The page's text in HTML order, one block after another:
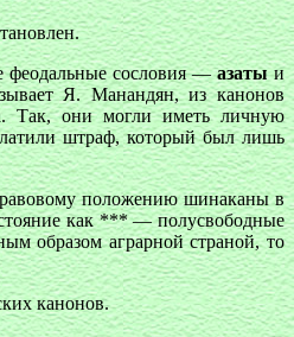
феодальные сословия —азатыи
Я. Манандян, из канонов
Так, они могли иметь личную
штраф, который был лишь
положению шинаканы в
как *** — полусвободные
образом аграрной страной, то
канонов.